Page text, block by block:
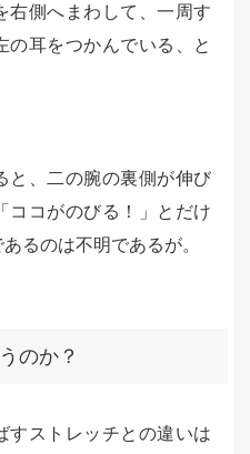
右側へまわして、一周す
の耳をつかんでいる、と
と、二の腕の裏側が伸び
ココがのびる！」とだけ
るのは不明であるが。
のか？
すストレッチとの違いは